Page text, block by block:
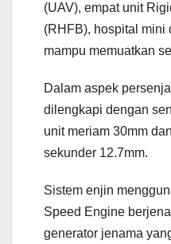
(UAV), empat unit
(RHFB), hospital mini
mampu memuatkan
Dalam aspek
dilengkapi dengan
unit meriam 30mm
sekunder 12.7mm.
Sistem enjin
Speed Engine
generator jenama